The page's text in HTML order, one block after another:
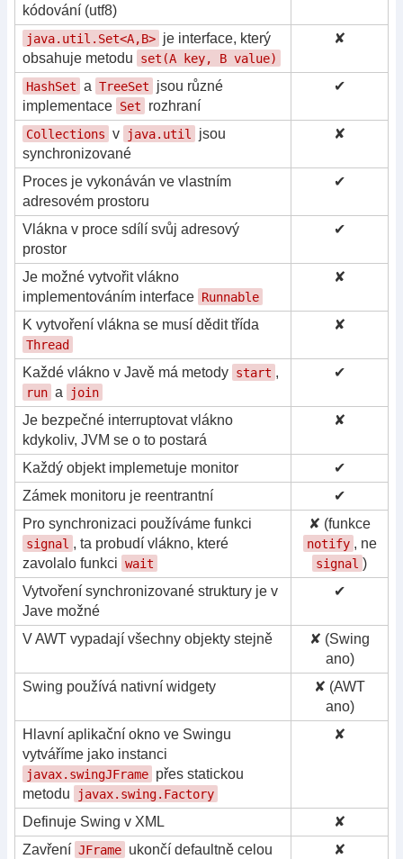
kódování (utf8)
java.util.Set<A,B> je interface, který
obsahuje metodu
set(A key, B value)
✘
HashSet a TreeSet
jsou různé
implementace Set rozhraní
✔
Collections v java.util
jsou
synchronizované
✘
Proces je vykonáván ve vlastním
adresovém prostoru
✔
Vlákna v proce sdílí svůj adresový
prostor
✔
Je možné vytvořit vlákno
implementováním interface Runnable
✘
K vytvoření vlákna se musí dědit třída
Thread
✘
Každé vlákno v Javě má metody start ,
run a join
✔
Je bezpečné interruptovat vlákno
kdykoliv, JVM se o to postará
✘
Každý objekt implemetuje monitor
✔
Zámek monitoru je reentrantní
✔
Pro synchronizaci používáme funkci
signal , ta probudí vlákno, které
zavolalo funkci wait
✘ (funkce
notify , ne
signal )
Vytvoření synchronizované struktury je v
Jave možné
✔
V AWT vypadají všechny objekty stejně
✘ (Swing
ano)
Swing používá nativní widgety
✘ (AWT
ano)
Hlavní aplikační okno ve Swingu
vytváříme jako instanci
javax.swingJFrame přes statickou
metodu
javax.swing.Factory
✘
Definuje Swing v XML
✘
Zavření JFrame ukončí defaultně celou ✘